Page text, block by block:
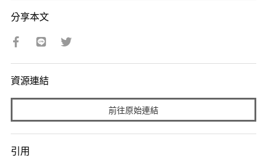
分享本文
資源連結
前往原始連結
引用